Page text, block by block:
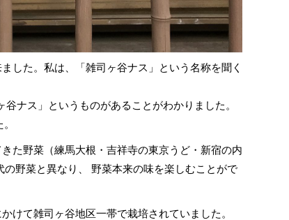
した。私は、「雑司ヶ谷ナス」という名称を聞く
ナス」というものがあることがわかりました。
た野菜（練馬大根・吉祥寺の東京うど・新宿の内
野菜と異なり、 野菜本来の味を楽しむことがで
けて雑司ヶ谷地区一帯で栽培されていました。